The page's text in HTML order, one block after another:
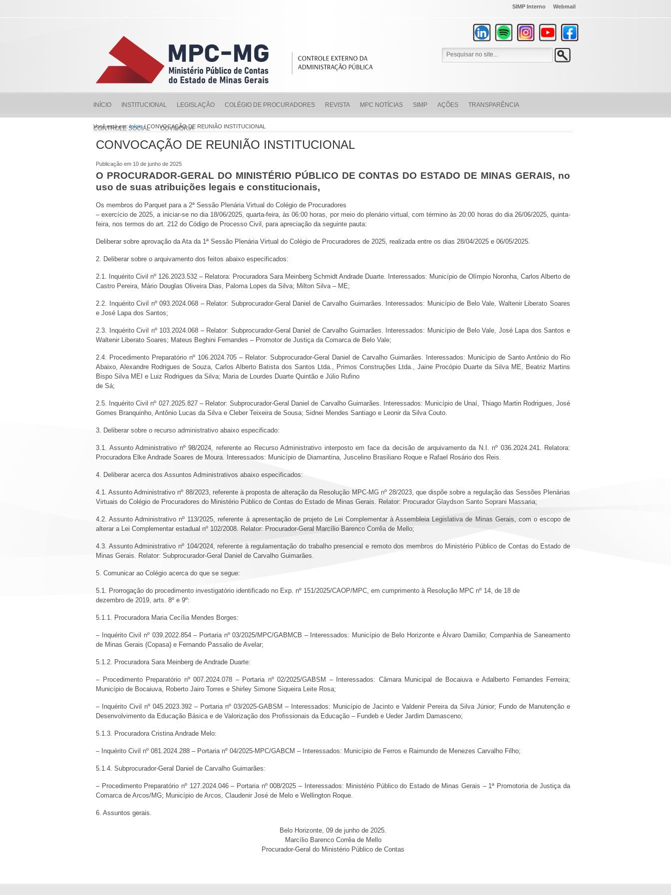
SIMP Interno Webmail
INÍCIO INSTITUCIONAL LEGISLAÇÃO COLÉGIO DE PROCURADORES REVISTA MPC NOTÍCIAS SIMP AÇÕES TRANSPARÊNCIA
CONTROLE SOCIAL OUVIDORIA
Você está em:Início/ CONVOCAÇÃO DE REUNIÃO INSTITUCIONAL
CONVOCAÇÃO DE REUNIÃO INSTITUCIONAL
Publicação em 10 de junho de 2025
O PROCURADOR-GERAL DO MINISTÉRIO PÚBLICO DE CONTAS DO ESTADO DE MINAS GERAIS, no
uso de suas atribuições legais e constitucionais,
Os membros do Parquet para a 2ª Sessão Plenária Virtual do Colégio de Procuradores
– exercício de 2025, a iniciar-se no dia 18/06/2025, quarta-feira, às 06:00 horas, por meio do plenário virtual, com término às 20:00 horas do dia 26/06/2025, quinta-
feira, nos termos do art. 212 do Código de Processo Civil, para apreciação da seguinte pauta:
Deliberar sobre aprovação da Ata da 1ª Sessão Plenária Virtual do Colégio de Procuradores de 2025, realizada entre os dias 28/04/2025 e 06/05/2025.
2. Deliberar sobre o arquivamento dos feitos abaixo especificados:
2.1. Inquérito Civil nº 126.2023.532 – Relatora: Procuradora Sara Meinberg Schmidt Andrade Duarte. Interessados: Município de Olímpio Noronha, Carlos Alberto de
Castro Pereira, Mário Douglas Oliveira Dias, Paloma Lopes da Silva; Milton Silva – ME;
2.2. Inquérito Civil nº 093.2024.068 – Relator: Subprocurador-Geral Daniel de Carvalho Guimarães. Interessados: Município de Belo Vale, Waltenir Liberato Soares
e José Lapa dos Santos;
2.3. Inquérito Civil nº 103.2024.068 – Relator: Subprocurador-Geral Daniel de Carvalho Guimarães. Interessados: Município de Belo Vale, José Lapa dos Santos e
Waltenir Liberato Soares; Mateus Beghini Fernandes – Promotor de Justiça da Comarca de Belo Vale;
2.4. Procedimento Preparatório nº 106.2024.705 – Relator: Subprocurador-Geral Daniel de Carvalho Guimarães. Interessados: Município de Santo Antônio do Rio
Abaixo, Alexandre Rodrigues de Souza, Carlos Alberto Batista dos Santos Ltda., Primos Construções Ltda., Jaine Procópio Duarte da Silva ME, Beatriz Martins
Bispo Silva MEI e Luiz Rodrigues da Silva; Maria de Lourdes Duarte Quintão e Júlio Rufino
de Sá;
2.5. Inquérito Civil nº 027.2025.827 – Relator: Subprocurador-Geral Daniel de Carvalho Guimarães. Interessados: Município de Unaí, Thiago Martin Rodrigues, José
Gomes Branquinho, Antônio Lucas da Silva e Cleber Teixeira de Sousa; Sidnei Mendes Santiago e Leonir da Silva Couto.
3. Deliberar sobre o recurso administrativo abaixo especificado:
3.1. Assunto Administrativo nº 98/2024, referente ao Recurso Administrativo interposto em face da decisão de arquivamento da N.I. nº 036.2024.241. Relatora:
Procuradora Elke Andrade Soares de Moura. Interessados: Município de Diamantina, Juscelino Brasiliano Roque e Rafael Rosário dos Reis.
4. Deliberar acerca dos Assuntos Administrativos abaixo especificados:
4.1. Assunto Administrativo nº 88/2023, referente à proposta de alteração da Resolução MPC-MG nº 28/2023, que dispõe sobre a regulação das Sessões Plenárias
Virtuais do Colégio de Procuradores do Ministério Público de Contas do Estado de Minas Gerais. Relator: Procurador Glaydson Santo Soprani Massaria;
4.2. Assunto Administrativo nº 113/2025, referente à apresentação de projeto de Lei Complementar à Assembleia Legislativa de Minas Gerais, com o escopo de
alterar a Lei Complementar estadual nº 102/2008. Relator: Procurador-Geral Marcílio Barenco Corrêa de Mello;
4.3. Assunto Administrativo nº 104/2024, referente à regulamentação do trabalho presencial e remoto dos membros do Ministério Público de Contas do Estado de
Minas Gerais. Relator: Subprocurador-Geral Daniel de Carvalho Guimarães.
5. Comunicar ao Colégio acerca do que se segue:
5.1. Prorrogação do procedimento investigatório identificado no Exp. nº 151/2025/CAOP/MPC, em cumprimento à Resolução MPC nº 14, de 18 de
dezembro de 2019, arts. 8º e 9º:
5.1.1. Procuradora Maria Cecília Mendes Borges:
– Inquérito Civil nº 039.2022.854 – Portaria nº 03/2025/MPC/GABMCB – Interessados: Município de Belo Horizonte e Álvaro Damião; Companhia de Saneamento
de Minas Gerais (Copasa) e Fernando Passalio de Avelar;
5.1.2. Procuradora Sara Meinberg de Andrade Duarte:
– Procedimento Preparatório nº 007.2024.078 – Portaria nº 02/2025/GABSM – Interessados: Câmara Municipal de Bocaiuva e Adalberto Fernandes Ferreira;
Município de Bocaiuva, Roberto Jairo Torres e Shirley Simone Siqueira Leite Rosa;
– Inquérito Civil nº 045.2023.392 – Portaria nº 03/2025-GABSM – Interessados: Município de Jacinto e Valdenir Pereira da Silva Júnior; Fundo de Manutenção e
Desenvolvimento da Educação Básica e de Valorização dos Profissionais da Educação – Fundeb e Ueder Jardim Damasceno;
5.1.3. Procuradora Cristina Andrade Melo:
– Inquérito Civil nº 081.2024.288 – Portaria nº 04/2025-MPC/GABCM – Interessados: Município de Ferros e Raimundo de Menezes Carvalho Filho;
5.1.4. Subprocurador-Geral Daniel de Carvalho Guimarães:
– Procedimento Preparatório nº 127.2024.046 – Portaria nº 008/2025 – Interessados: Ministério Público do Estado de Minas Gerais – 1ª Promotoria de Justiça da
Comarca de Arcos/MG; Município de Arcos, Claudenir José de Melo e Wellington Roque.
6. Assuntos gerais.
Belo Horizonte, 09 de junho de 2025.
Marcílio Barenco Corrêa de Mello
Procurador-Geral do Ministério Público de Contas